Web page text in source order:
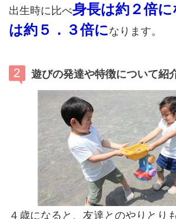
出生時に比べ身長は約２倍
は約５．３倍になります。
遊びの発達や特徴について紹
４歳になると、友達とのやりとり